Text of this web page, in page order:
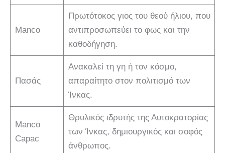
Manco
Πρωτότοκος γιος του θεού ήλιου, που
αντιπροσωπεύει το φως και την
καθοδήγηση.
Πασάς
Ανακαλεί τη γη ή τον κόσμο,
απαραίτητο στον πολιτισμό των
Ίνκας.
Manco
Capac
Θρυλικός ιδρυτής της Αυτοκρατορίας
των Ίνκας, δημιουργικός και σοφός
άνθρωπος.